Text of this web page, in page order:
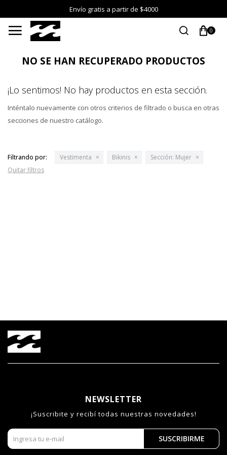
Envío gratis a partir de $4000
0

NO SE HAN RECUPERADO PRODUCTOS
¡Lo sentimos! No hay productos en esta sección.
Inténtalo nuevamente con otros criterios de filtrado o busca en otras
secciones de nuestro catálogo.
Filtrando por: Vestimenta Bikinis Sección: Mujer
Quitar filtros
NEWSLETTER
¡Suscribite y recibí todas nuestras novedades!
SUSCRIBIRME